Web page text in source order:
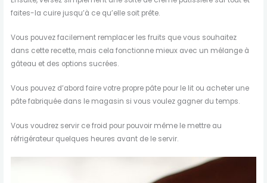
faites-la cuire jusqu’à ce qu’elle soit prête.
Vous pouvez facilement remplacer les fruits que vous souhaitez
dans cette recette, mais cela fonctionne mieux avec un mélange à
gâteau et des options sucrées.
Vous pouvez d’abord faire votre propre pâte pour le lit ou acheter une
pâte fabriquée dans le magasin si vous voulez gagner du temps.
Vous voudrez servir ce froid pour pouvoir même le mettre au
réfrigérateur quelques heures avant de le servir.